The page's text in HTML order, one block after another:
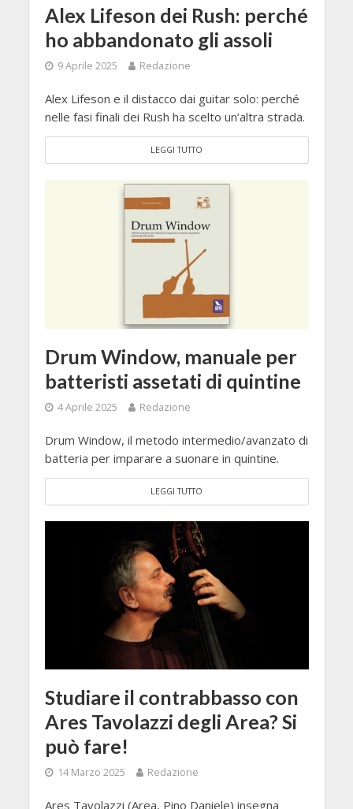
Alex Lifeson dei Rush: perché
ho abbandonato gli assoli
9 Aprile 2025 Redazione
Alex Lifeson e il distacco dai guitar solo: perché
nelle fasi finali dei Rush ha scelto un’altra strada.
LEGGI TUTTO
Drum Window, manuale per
batteristi assetati di quintine
4 Aprile 2025 Redazione
Drum Window, il metodo intermedio/avanzato di
batteria per imparare a suonare in quintine.
LEGGI TUTTO
Studiare il contrabbasso con
Ares Tavolazzi degli Area? Si
può fare!
14 Marzo 2025 Redazione
Ares Tavolazzi (Area, Pino Daniele) insegna